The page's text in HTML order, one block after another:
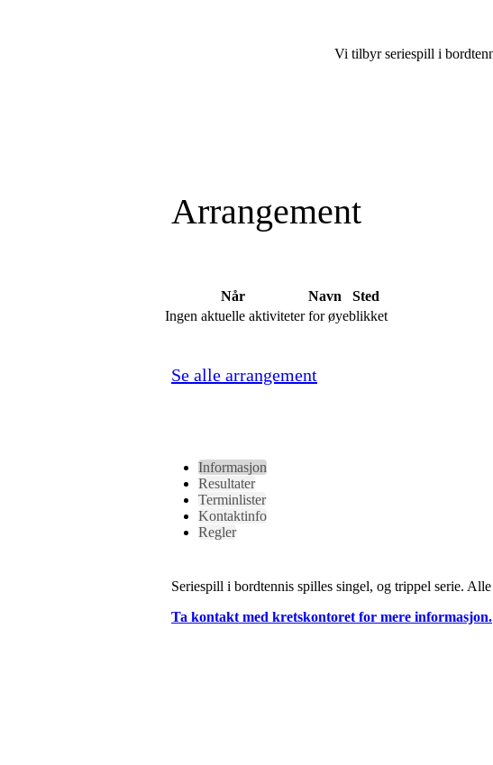
Vi tilbyr seriespill i
Arrangement
Når Navn
Sted
Ingen aktuelle aktiviteter for øyeblikket
Se alle arrangement
Informasjon
Resultater
Terminlister
Kontaktinfo
Regler
Seriespill i bordtennis spilles singel, og trippel serie.
Ta kontakt med kretskontoret for mere informasjon.